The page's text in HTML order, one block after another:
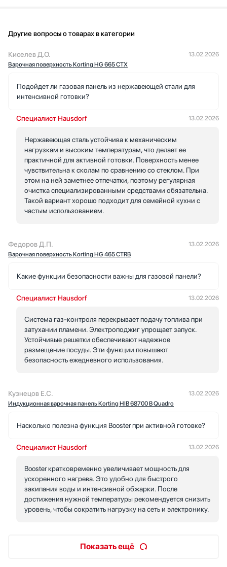
стеклокерамика легко оттирается влажной тряпкой. Важна и
общая экономия времени: нагрев быстрый, контроль точный,
чувствую себя увереннее на кухне благодаря безопасности и
простоте использования этой панели.
Другие вопросы о товарах в категории
Киселев Д.О.
Варочная поверхность Korting HG 665 CTX
13.02.2026
Подойдет ли газовая панель из нержавеющей стали для
интенсивной готовки?
Специалист Hausdorf 13.02.2026
Нержавеющая сталь устойчива к механическим
нагрузкам и высоким температурам, что делает ее
практичной для активной готовки. Поверхность менее
чувствительна к сколам по сравнению со стеклом. При
этом на ней заметнее отпечатки, поэтому регулярная
очистка специализированными средствами обязательна.
Такой вариант хорошо подходит для семейной кухни с
частым использованием.
Федоров Д.П.
Варочная поверхность Korting HG 465 CTRB
13.02.2026
Какие функции безопасности важны для газовой панели?
Специалист Hausdorf 13.02.2026
Система газ-контроля перекрывает подачу топлива при
затухании пламени. Электроподжиг упрощает запуск.
Устойчивые решетки обеспечивают надежное
размещение посуды. Эти функции повышают
безопасность ежедневного использования.
Кузнецов Е.С.
Индукционная варочная панель Korting HIB 68700 B Quadro
13.02.2026
Насколько полезна функция Booster при активной готовке?
Специалист Hausdorf 13.02.2026
Booster кратковременно увеличивает мощность для
ускоренного нагрева. Это удобно для быстрого
закипания воды и интенсивной обжарки. После
достижения нужной температуры рекомендуется снизить
уровень, чтобы сократить нагрузку на сеть и электронику.
Показать ещё